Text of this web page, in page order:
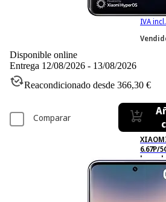
IVA
Disponible online
Entrega 12/08/2026 - 13/08/2026
Reacondicionado desde 366,30 €
Comparar
6.67P/
RAM,
7s Gen